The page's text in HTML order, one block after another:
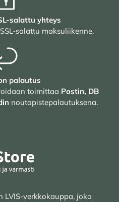
salattu yhteys
salattu maksuliikenne.
palautus
toimittaa Postin, DB
noutopistepalautuksena.
LVIS-verkkokauppa, joka